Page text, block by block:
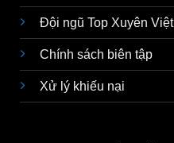
Đội ngũ Top Xuyên Việt
Chính sách biên tập
Xử lý khiếu nại